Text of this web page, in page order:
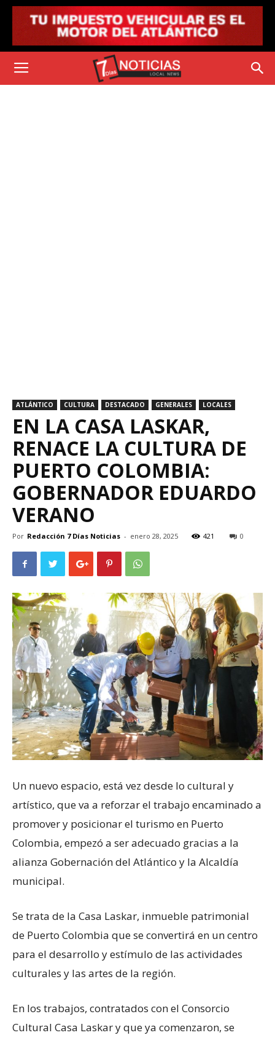
ATLÁNTICO CULTURA DESTACADO GENERALES LOCALES
EN LA CASA LASKAR,
RENACE LA CULTURA DE
PUERTO COLOMBIA:
GOBERNADOR EDUARDO
VERANO
Por Redacción 7 Días Noticias - enero 28, 2025 421 0
Un nuevo espacio, está vez desde lo cultural y
artístico, que va a reforzar el trabajo encaminado a
promover y posicionar el turismo en Puerto
Colombia, empezó a ser adecuado gracias a la
alianza Gobernación del Atlántico y la Alcaldía
municipal.
Se trata de la Casa Laskar, inmueble patrimonial
de Puerto Colombia que se convertirá en un centro
para el desarrollo y estímulo de las actividades
culturales y las artes de la región.
En los trabajos, contratados con el Consorcio
Cultural Casa Laskar y que ya comenzaron, se